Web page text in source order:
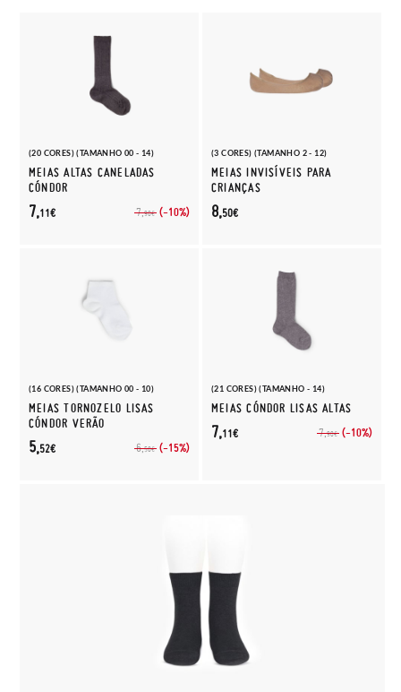
(20 CORES) (TAMANHO 00 - 14)
MEIAS ALTAS CANELADAS
CÓNDOR
7,90€ (-10%)
7,11€
(3 CORES) (TAMANHO 2 - 12)
MEIAS INVISÍVEIS PARA
CRIANÇAS
8,50€
(16 CORES) (TAMANHO 00 - 10)
MEIAS TORNOZELO LISAS
CÓNDOR VERÃO
6,50€ (-15%)
5,52€
(21 CORES) (TAMANHO - 14)
MEIAS CÓNDOR LISAS ALTAS
7,90€ (-10%)
7,11€